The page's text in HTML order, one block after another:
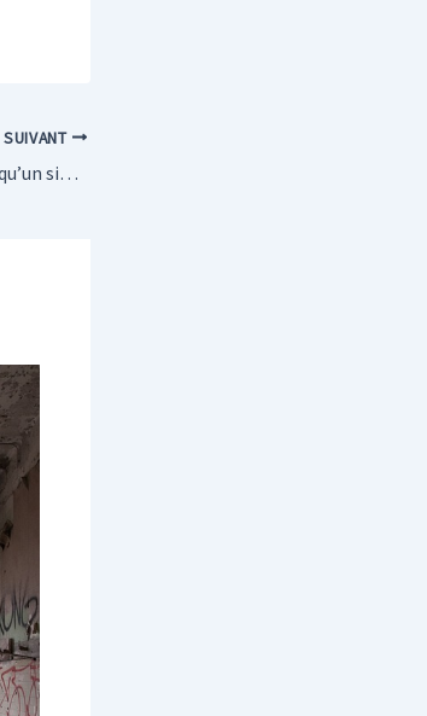
SUIVANT
Le peintre décorateur, bien plus qu’un simple artisan